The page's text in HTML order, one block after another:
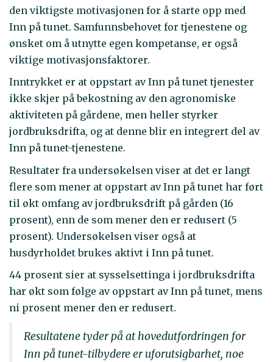
den viktigste motivasjonen for å starte opp med
Inn på tunet. Samfunnsbehovet for tjenestene og
ønsket om å utnytte egen kompetanse, er også
viktige motivasjonsfaktorer.
Inntrykket er at oppstart av Inn på tunet tjenester
ikke skjer på bekostning av den agronomiske
aktiviteten på gårdene, men heller styrker
jordbruksdrifta, og at denne blir en integrert del av
Inn på tunet-tjenestene.
Resultater fra undersøkelsen viser at det er langt
flere som mener at oppstart av Inn på tunet har ført
til økt omfang av jordbruksdrift på gården (16
prosent), enn de som mener den er redusert (5
prosent). Undersøkelsen viser også at
husdyrholdet brukes aktivt i Inn på tunet.
44 prosent sier at sysselsettinga i jordbruksdrifta
har økt som følge av oppstart av Inn på tunet, mens
ni prosent mener den er redusert.
Resultatene tyder på at hovedutfordringen for
Inn på tunet-tilbydere er uforutsigbarhet, noe